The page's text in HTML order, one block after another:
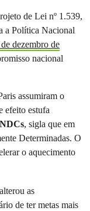
de Lei nº 1.539,
a Política Nacional
dezembro de
nacional
assumiram o
efeito estufa
NDCs, sigla que em
Determinadas. O
o aquecimento
as
de ter metas mais